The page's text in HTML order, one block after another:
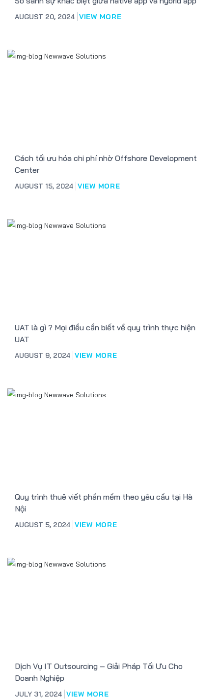
AUGUST 20, 2024 VIEW MORE
Cách tối ưu hóa chi phí nhờ Offshore Development
Center
AUGUST 15, 2024 VIEW MORE
UAT là gì ? Mọi điều cần biết về quy trình thực hiện
UAT
AUGUST 9, 2024 VIEW MORE
Quy trình thuê viết phần mềm theo yêu cầu tại Hà
Nội
AUGUST 5, 2024 VIEW MORE
Dịch Vụ IT Outsourcing – Giải Pháp Tối Ưu Cho
Doanh Nghiệp
JULY 31, 2024 VIEW MORE